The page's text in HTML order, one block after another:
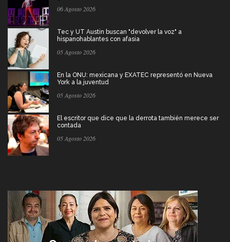
06 Agosto 2026
Tec y UT Austin buscan "devolver la voz" a
hispanohablantes con afasia
05 Agosto 2026
En la ONU: mexicana y EXATEC representó en Nueva
York a la juventud
05 Agosto 2026
El escritor que dice que la derrota también merece ser
contada
05 Agosto 2026